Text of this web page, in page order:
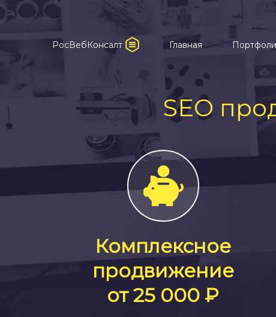
РосВебКонсалт Главная
SEO
Комплексное
продвижение
от 25 000 ₽